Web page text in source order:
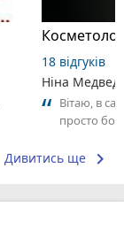
18 відгуків
Ніна
Вітаю, в
просто
Дивитись ще keyboard_arrow_right